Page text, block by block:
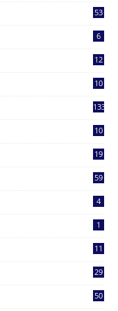
53
6
12
10
133
10
19
59
4
1
11
29
50